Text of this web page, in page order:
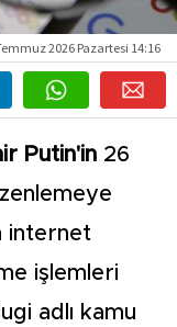
2026 Pazartesi 14:16
Putin'in 26
internet
işlemleri
adlı kamu